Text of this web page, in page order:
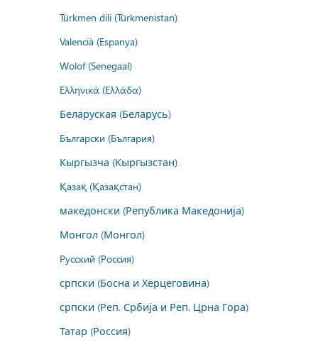
Türkmen dili (Türkmenistan)
Valencià (Espanya)
Wolof (Senegaal)
Ελληνικά (Ελλάδα)
Беларуская (Беларусь)
Български (България)
Кыргызча (Кыргызстан)
Қазақ (Қазақстан)
македонски (Република Македонија)
Монгол (Монгол)
Русский (Россия)
српски (Босна и Херцеговина)
српски (Реп. Србија и Реп. Црна Гора)
Татар (Россия)